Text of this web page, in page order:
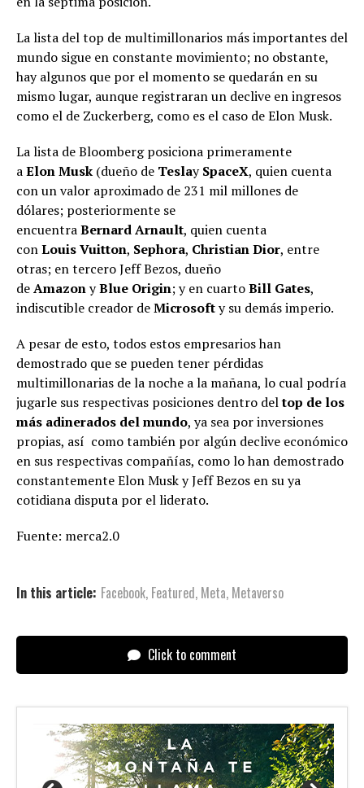
La lista del top de multimillonarios más importantes del
mundo sigue en constante movimiento; no obstante,
hay algunos que por el momento se quedarán en su
mismo lugar, aunque registraran un declive en ingresos
como el de Zuckerberg, como es el caso de Elon Musk.
La lista de Bloomberg posiciona primeramente
aElonMusk (dueño de TeslaySpaceX, quien cuenta
con un valor aproximado de 231 mil millones de
dólares; posteriormente se
encuentraBernardArnault, quien cuenta
conLouisVuitton, Sephora, ChristianDior, entre
otras; en tercero Jeff Bezos, dueño
deAmazonyBlue Origin; y en cuartoBill Gates,
indiscutible creador deMicrosofty su demás imperio.
A pesar de esto, todos estos empresarios han
demostrado que se pueden tener pérdidas
multimillonarias de la noche a la mañana, lo cual podría
jugarle sus respectivas posiciones dentro deltop de los
más adinerados del mundo, ya sea por inversiones
propias, así como también por algún declive económico
en sus respectivas compañías, como lo han demostrado
constantemente Elon Musk y Jeff Bezos en su ya
cotidiana disputa por el liderato.
Fuente: merca2.0
In this article: Facebook, Featured, Meta, Metaverso
Click to comment